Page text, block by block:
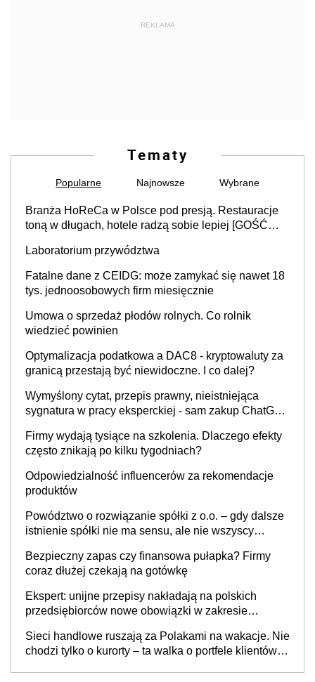
REKLAMA
Tematy
Popularne Najnowsze Wybrane
Branża HoReCa w Polsce pod presją. Restauracje
toną w długach, hotele radzą sobie lepiej [GOŚĆ
Laboratorium przywództwa
Fatalne dane z CEIDG: może zamykać się nawet 18
tys. jednoosobowych firm miesięcznie
Umowa o sprzedaż płodów rolnych. Co rolnik
wiedzieć powinien
Optymalizacja podatkowa a DAC8 - kryptowaluty za
granicą przestają być niewidoczne. I co dalej?
Wymyślony cytat, przepis prawny, nieistniejąca
sygnatura w pracy eksperckiej - sam zakup ChatGPT
Firmy wydają tysiące na szkolenia. Dlaczego efekty
często znikają po kilku tygodniach?
Odpowiedzialność influencerów za rekomendacje
produktów
Powództwo o rozwiązanie spółki z o.o. – gdy dalsze
istnienie spółki nie ma sensu, ale nie wszyscy
Bezpieczny zapas czy finansowa pułapka? Firmy
coraz dłużej czekają na gotówkę
Ekspert: unijne przepisy nakładają na polskich
przedsiębiorców nowe obowiązki w zakresie
Sieci handlowe ruszają za Polakami na wakacje. Nie
chodzi tylko o kurorty – ta walka o portfele klientów